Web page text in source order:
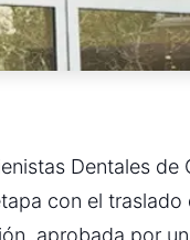
Dentales de
con el traslado